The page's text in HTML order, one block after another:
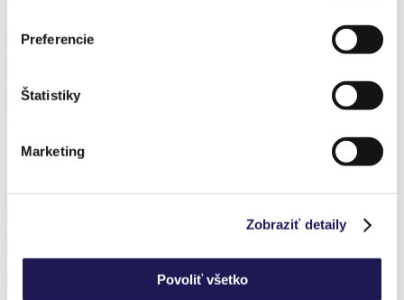
Preferencie
Štatistiky
Marketing
Zobraziť detaily
Povoliť všetko
PANOGLASS | Alumínium pergola | Üveg